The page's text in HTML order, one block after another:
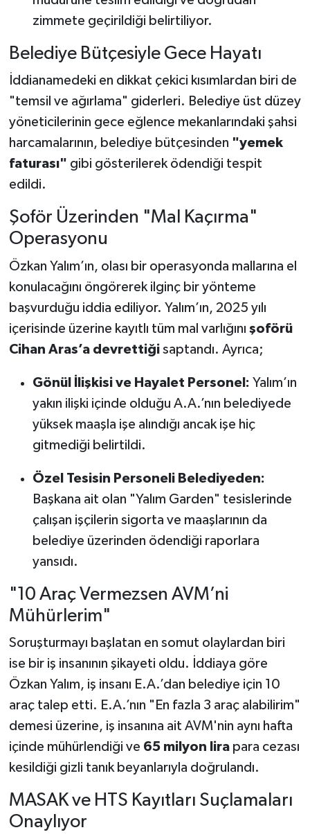
zimmete geçirildiği belirtiliyor.
Belediye Bütçesiyle Gece Hayatı
İddianamedeki en dikkat çekici kısımlardan biri de
"temsil ve ağırlama" giderleri. Belediye üst düzey
yöneticilerinin gece eğlence mekanlarındaki şahsi
harcamalarının, belediye bütçesinden "yemek
faturası" gibi gösterilerek ödendiği tespit
edildi.
Şoför Üzerinden "Mal Kaçırma"
Operasyonu
Özkan Yalım’ın, olası bir operasyonda mallarına el
konulacağını öngörerek ilginç bir yönteme
başvurduğu iddia ediliyor. Yalım’ın, 2025 yılı
içerisinde üzerine kayıtlı tüm mal varlığını şoförü
Cihan Aras’a devrettiğisaptandı. Ayrıca;
Gönül İlişkisi ve Hayalet Personel: Yalım’ın
yakın ilişki içinde olduğu A.A.’nın belediyede
yüksek maaşla işe alındığı ancak işe hiç
gitmediği belirtildi.
Özel Tesisin Personeli Belediyeden:
Başkana ait olan "Yalım Garden" tesislerinde
çalışan işçilerin sigorta ve maaşlarının da
belediye üzerinden ödendiği raporlara
yansıdı.
"10 Araç Vermezsen AVM’ni
Mühürlerim"
Soruşturmayı başlatan en somut olaylardan biri
ise bir iş insanının şikayeti oldu. İddiaya göre
Özkan Yalım, iş insanı E.A.’dan belediye için 10
araç talep etti. E.A.’nın "En fazla 3 araç alabilirim"
demesi üzerine, iş insanına ait AVM'nin aynı hafta
içinde mühürlendiği ve 65 milyon lirapara cezası
kesildiği gizli tanık beyanlarıyla doğrulandı.
MASAK ve HTS Kayıtları Suçlamaları
Onaylıyor